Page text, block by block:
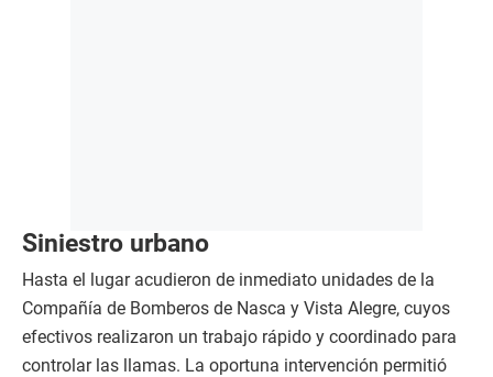
Siniestro urbano
Hasta el lugar acudieron de inmediato unidades de la
Compañía de Bomberos de Nasca y Vista Alegre, cuyos
efectivos realizaron un trabajo rápido y coordinado para
controlar las llamas. La oportuna intervención permitió